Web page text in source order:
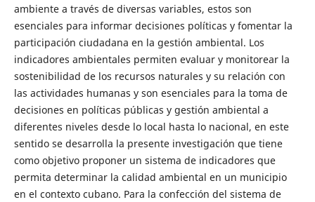
ambiente a través de diversas variables, estos son
esenciales para informar decisiones políticas y fomentar la
participación ciudadana en la gestión ambiental. Los
indicadores ambientales permiten evaluar y monitorear la
sostenibilidad de los recursos naturales y su relación con
las actividades humanas y son esenciales para la toma de
decisiones en políticas públicas y gestión ambiental a
diferentes niveles desde lo local hasta lo nacional, en este
sentido se desarrolla la presente investigación que tiene
como objetivo proponer un sistema de indicadores que
permita determinar la calidad ambiental en un municipio
en el contexto cubano. Para la confección del sistema de